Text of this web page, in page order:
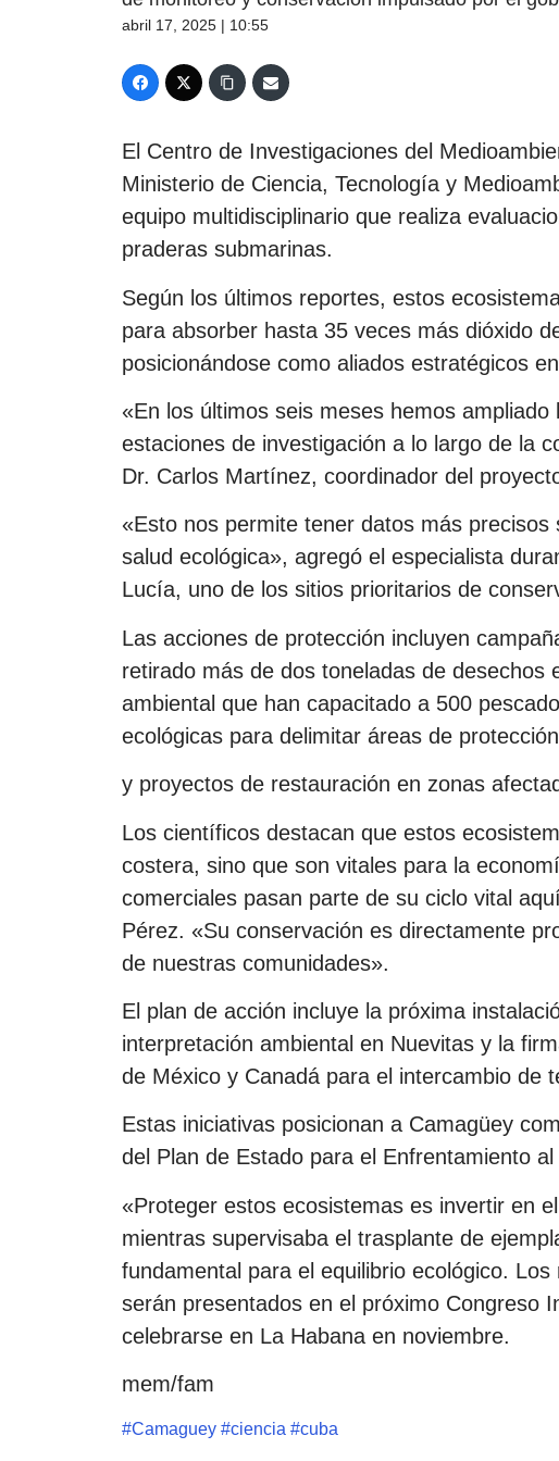
abril 17, 2025 | 10:55
El Centro de Investigaciones del
Ministerio de Ciencia, Tecnología y
equipo multidisciplinario que realiza
praderas submarinas.
Según los últimos reportes, estos
para absorber hasta 35 veces más dióxido
posicionándose como aliados estratégicos
«En los últimos seis meses hemos
estaciones de investigación a lo largo de la
Dr. Carlos Martínez, coordinador del
«Esto nos permite tener datos más
salud ecológica», agregó el especialista
Lucía, uno de los sitios prioritarios de
Las acciones de protección incluyen
retirado más de dos toneladas de desechos
ambiental que han capacitado a 500
ecológicas para delimitar áreas de
y proyectos de restauración en zonas
Los científicos destacan que estos
costera, sino que son vitales para la
comerciales pasan parte de su ciclo vital
Pérez. «Su conservación es directamente
de nuestras comunidades».
El plan de acción incluye la próxima
interpretación ambiental en Nuevitas y la
de México y Canadá para el intercambio de
Estas iniciativas posicionan a Camagüey
del Plan de Estado para el Enfrentamiento
«Proteger estos ecosistemas es invertir en
mientras supervisaba el trasplante de
fundamental para el equilibrio ecológico.
serán presentados en el próximo Congreso
celebrarse en La Habana en noviembre.
mem/fam
#Camaguey #ciencia #cuba